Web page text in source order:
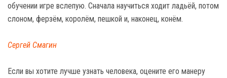
обучении игре вслепую. Сначала научиться ходит ладьёй, потом
слоном, ферзём, королём, пешкой и, наконец, конём.
Сергей Смагин
Если вы хотите лучше узнать человека, оцените его манеру